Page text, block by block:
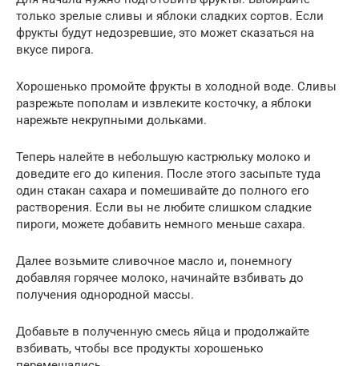
только зрелые сливы и яблоки сладких сортов. Если
фрукты будут недозревшие, это может сказаться на
вкусе пирога.
Хорошенько промойте фрукты в холодной воде. Сливы
разрежьте пополам и извлеките косточку, а яблоки
нарежьте некрупными дольками.
Теперь налейте в небольшую кастрюльку молоко и
доведите его до кипения. После этого засыпьте туда
один стакан сахара и помешивайте до полного его
растворения. Если вы не любите слишком сладкие
пироги, можете добавить немного меньше сахара.
Далее возьмите сливочное масло и, понемногу
добавляя горячее молоко, начинайте взбивать до
получения однородной массы.
Добавьте в полученную смесь яйца и продолжайте
взбивать, чтобы все продукты хорошенько